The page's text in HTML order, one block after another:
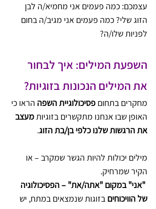
עצמכם: כמה פעמים אני מחמיא/ה לבן
הזוג שלי? כמה פעמים אני מגיב/ה בחום
לפניות שלו/ה?
השפעת המילים: איך לבחור
את המילים הנכונות בזוגיות?
מחקרים בתחום פסיכולוגיית השפה הראו כי
האופן שבו אנחנו מתקשרים בזוגיות מעצב
את הרגשות שלנו כלפי בן/בת הזוג.
מילים יכולות להיות הגשר שמקרב – או
הקיר שמרחיק.
"אני" במקום "אתה/את" – הפסיכולוגיה
של הוויכוחים בזוגות שנמצאים במתח, יש